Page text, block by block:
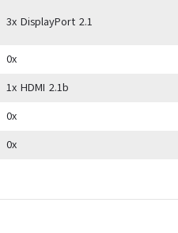
3x DisplayPort 2.1
0x
1x HDMI 2.1b
0x
0x